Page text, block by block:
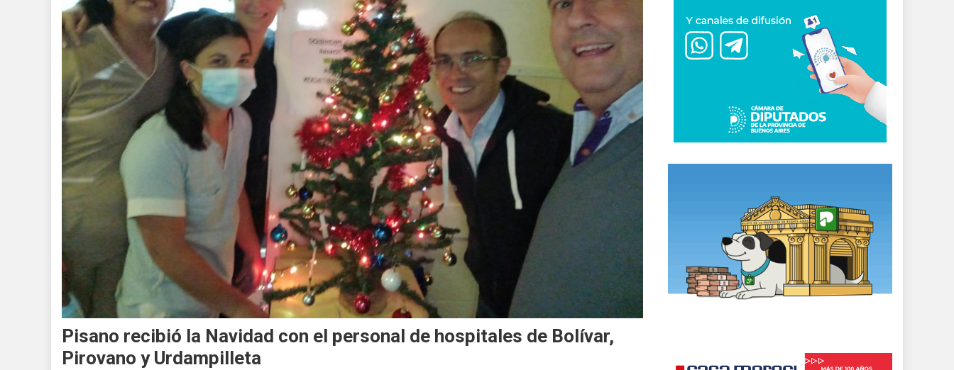
Pisano recibió la Navidad con el personal de hospitales de Bolívar,
Pirovano y Urdampilleta